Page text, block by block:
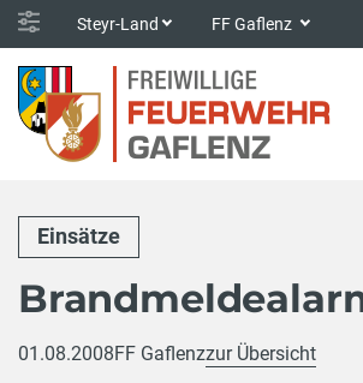
Steyr-Land FF Gaflenz
Einsätze
01.08.2008FF Gaflenzzur Übersicht